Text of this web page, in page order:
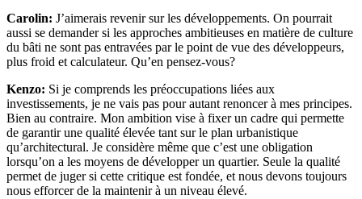
Carolin: J’aimerais revenir sur les développements. On pourrait
aussi se demander si les approches ambitieuses en matière de culture
du bâti ne sont pas entravées par le point de vue des développeurs,
plus froid et calculateur. Qu’en pensez-vous?
Kenzo: Si je comprends les préoccupations liées aux
investissements, je ne vais pas pour autant renoncer à mes principes.
Bien au contraire. Mon ambition vise à fixer un cadre qui permette
de garantir une qualité élevée tant sur le plan urbanistique
qu’architectural. Je considère même que c’est une obligation
lorsqu’on a les moyens de développer un quartier. Seule la qualité
permet de juger si cette critique est fondée, et nous devons toujours
nous efforcer de la maintenir à un niveau élevé.